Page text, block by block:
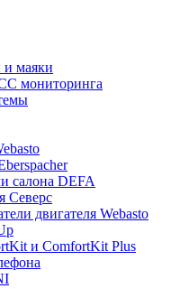
маяки
мониторинга
салона DEFA
Северс
двигателя Webasto
и ComfortKit Plus